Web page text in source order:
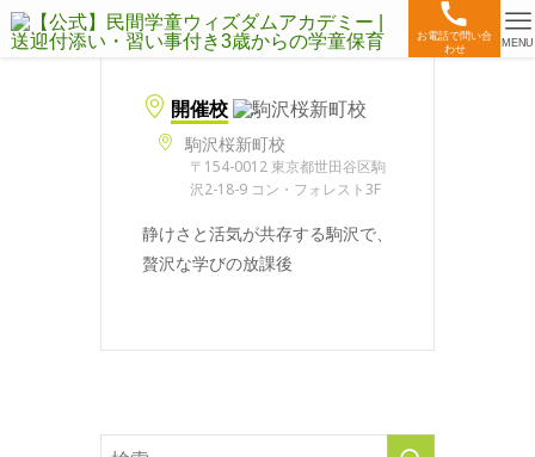
お電話で問い合
わせ
MENU
開催校
駒沢桜新町校
〒154-0012 東京都世田谷区駒
沢2-18-9 コン・フォレスト3F
静けさと活気が共存する駒沢で、
贅沢な学びの放課後